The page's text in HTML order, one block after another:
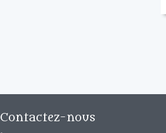
Contactez-nous